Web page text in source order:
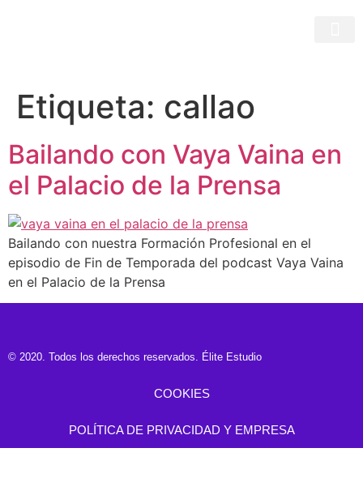
Etiqueta: callao
Bailando con Vaya Vaina en
el Palacio de la Prensa
Bailando con nuestra Formación Profesional en el
episodio de Fin de Temporada del podcast Vaya Vaina
en el Palacio de la Prensa
© 2020. Todos los derechos reservados. Élite Estudio
COOKIES
POLÍTICA DE PRIVACIDAD Y EMPRESA